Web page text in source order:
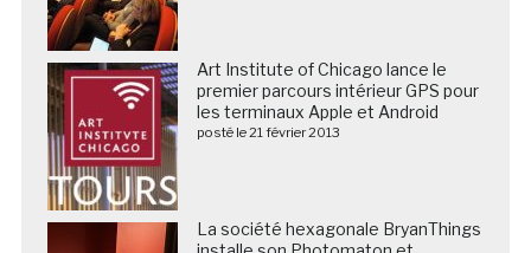
Art Institute of Chicago lance le
premier parcours intérieur GPS pour
les terminaux Apple et Android
posté le 21 février 2013
La société hexagonale BryanThings